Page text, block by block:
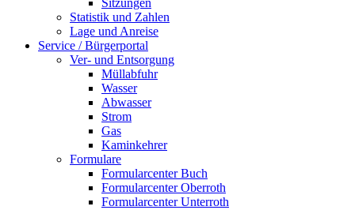
Sitzungen
Statistik und Zahlen
Lage und Anreise
Service / Bürgerportal
Ver- und Entsorgung
Müllabfuhr
Wasser
Abwasser
Strom
Gas
Kaminkehrer
Formulare
Formularcenter Buch
Formularcenter Oberroth
Formularcenter Unterroth